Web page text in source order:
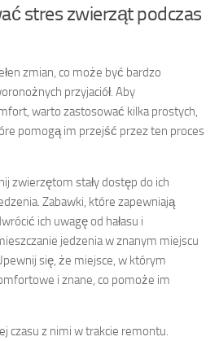
stres zwierząt podczas
zmian, co może być bardzo
przyjaciół. Aby
warto zastosować kilka prostych,
pomogą im przejść przez ten proces
zwierzętom stały dostęp do ich
Zabawki, które zapewniają
ich uwagę od hałasu i
jedzenia w znanym miejscu
się, że miejsce, w którym
i znane, co pomoże im
czasu z nimi w trakcie remontu.